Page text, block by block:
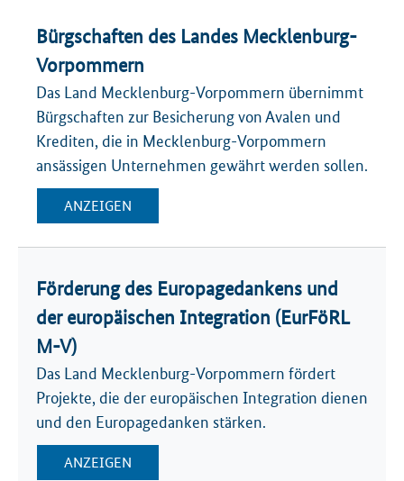
Bürgschaften des Landes Mecklenburg-
Vorpommern
Das Land Mecklenburg-Vorpommern übernimmt
Bürgschaften zur Besicherung von Avalen und
Krediten, die in Mecklenburg-Vorpommern
ansässigen Unternehmen gewährt werden sollen.
ANZEIGEN
Förderung des Europagedankens und
der europäischen Integration (EurFöRL
M-V)
Das Land Mecklenburg-Vorpommern fördert
Projekte, die der europäischen Integration dienen
und den Europagedanken stärken.
ANZEIGEN